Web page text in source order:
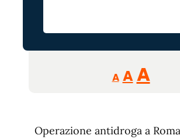
A
Reducir
tamaño
A
fuente
A
de
Operazione antidroga a